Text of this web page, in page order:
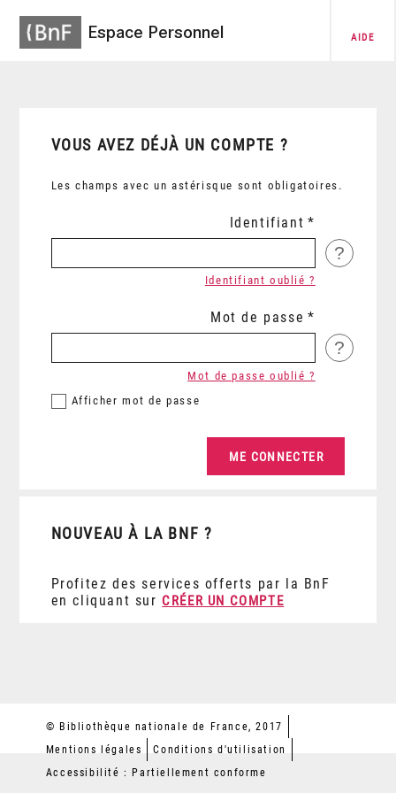
Espace Personnel AIDE
VOUS AVEZ DÉJÀ UN COMPTE ?
Les champs avec un astérisque sont obligatoires.
Identifiant
?
Identifiant oublié ?
Mot de passe
?
Afficher mot de passe
Mot de passe oublié ?
NOUVEAU À LA BNF ?
Profitez des services offerts par la BnF
en cliquant sur CRÉER UN COMPTE
© Bibliothèque nationale de France, 2017
Mentions légales
Conditions d'utilisation
Accessibilité : Partiellement conforme